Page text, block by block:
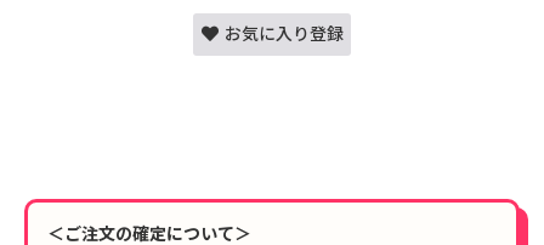
お気に入り登録
＜ご注文の確定について＞